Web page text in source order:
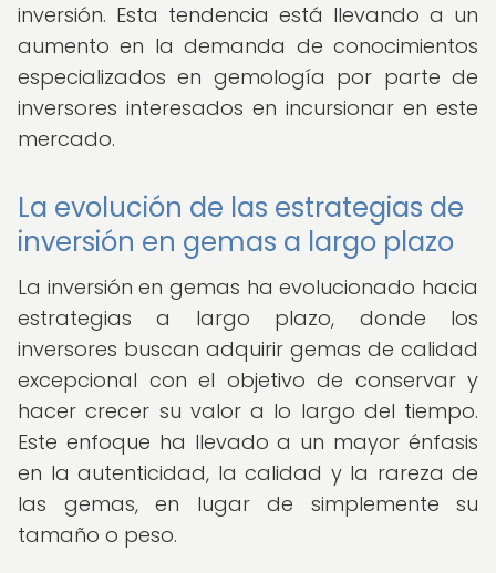
inversión. Esta tendencia está llevando a un
aumento en la demanda de conocimientos
especializados en gemología por parte de
inversores interesados en incursionar en este
mercado.
La evolución de las estrategias de
inversión en gemas a largo plazo
La inversión en gemas ha evolucionado hacia
estrategias a largo plazo, donde los
inversores buscan adquirir gemas de calidad
excepcional con el objetivo de conservar y
hacer crecer su valor a lo largo del tiempo.
Este enfoque ha llevado a un mayor énfasis
en la autenticidad, la calidad y la rareza de
las gemas, en lugar de simplemente su
tamaño o peso.